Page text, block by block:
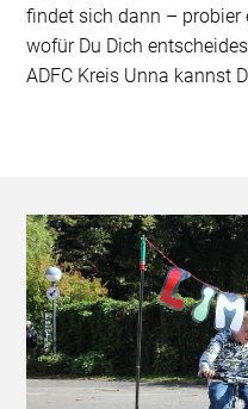
findet sich dann – probier
wofür Du Dich
ADFC Kreis Unna kannst